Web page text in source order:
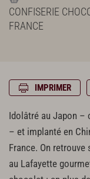
CONFISERIE
FRANCE
IMPRIMER
Idolâtré au Japon –
– et implanté en
France. On
au Lafayette